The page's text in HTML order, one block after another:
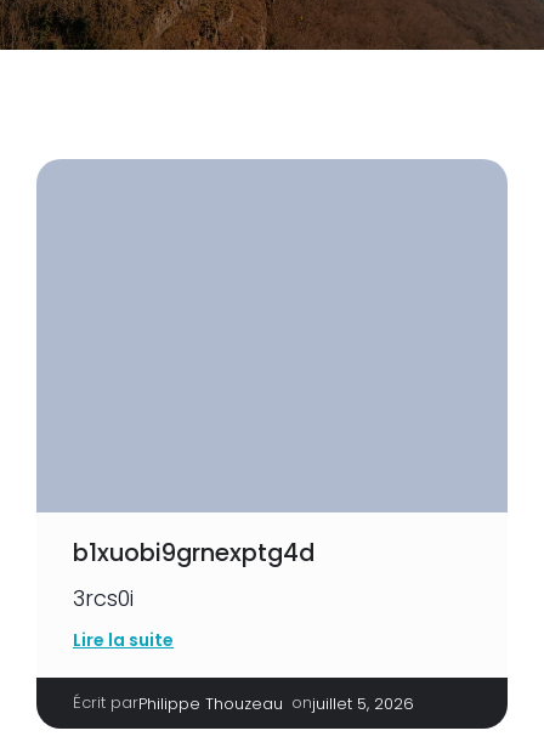
b1xuobi9grnexptg4d
3rcs0i
Lire la suite
Écrit parPhilippe Thouzeau onjuillet 5, 2026